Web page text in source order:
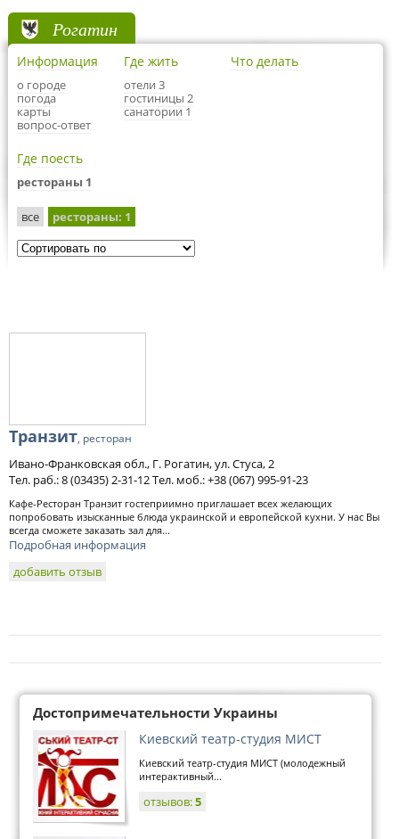
Рогатин
Информация
о городе
погода
карты
вопрос-ответ
Где жить
отели 3
гостиницы 2
санатории 1
Что делать
Где поесть
рестораны 1
все рестораны: 1
Транзит, ресторан
Ивано-Франковская обл., Г. Рогатин, ул. Стуса, 2
Тел. раб.: 8 (03435) 2-31-12 Тел. моб.: +38 (067) 995-91-23
Кафе-Ресторан Транзит гостеприимно приглашает всех желающих
попробовать изысканные блюда украинской и европейской кухни. У нас Вы
всегда сможете заказать зал для...
Подробная информация
добавить отзыв
Достопримечательности Украины
Киевский театр-студия МИСТ
Киевский театр-студия МИСТ (молодежный
интерактивный...
отзывов:5